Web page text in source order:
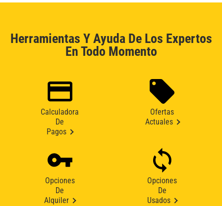
Herramientas Y Ayuda De Los Expertos
En Todo Momento
Calculadora
De
Pagos
Ofertas
Actuales
Opciones
De
Alquiler
Opciones
De
Usados